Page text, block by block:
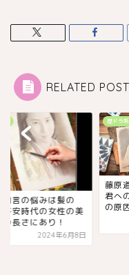
RELATED POST
納言の悩みは髪の
平安時代の女性の美
長さにあり！
2024年6月8日
歴ドラ系
藤原
君へ
の原